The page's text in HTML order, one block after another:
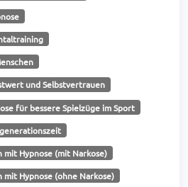
und Selbstvertrauen
für bessere Spielzüge im Sport
Hypnose (mit Narkose)
Hypnose (ohne Narkose)